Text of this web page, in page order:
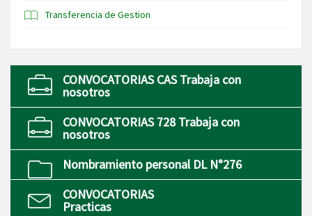
Transferencia de Gestion
CONVOCATORIAS CAS Trabaja con
nosotros
CONVOCATORIAS 728 Trabaja con
nosotros
Nombramiento personal DL N°276
CONVOCATORIAS
Practicas